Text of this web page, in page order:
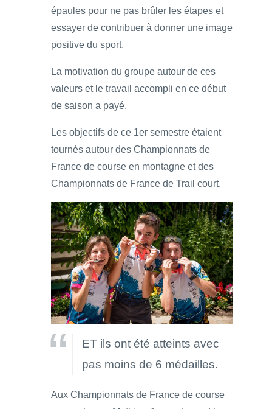
épaules pour ne pas brûler les étapes et
essayer de contribuer à donner une image
positive du sport.
La motivation du groupe autour de ces
valeurs et le travail accompli en ce début
de saison a payé.
Les objectifs de ce 1er semestre étaient
tournés autour des Championnats de
France de course en montagne et des
Championnats de France de Trail court.
ET ils ont été atteints avec
pas moins de 6 médailles.
Aux Championnats de France de course